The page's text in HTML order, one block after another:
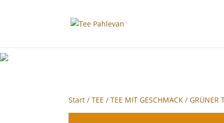
Start /TEE /TEE MIT GESCHMACK /GRÜNER